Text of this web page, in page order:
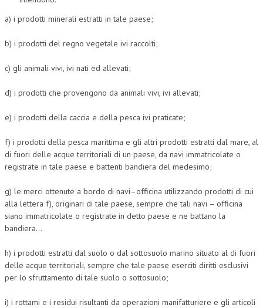
DIRITTO DEL WEB
FISCALITÀ INTERNAZIONALE
TAX RISK MANAGEMENT
CRIMINOLOGIA TRIBUTARIA
CFC E PARADISI FISCALI
TRANSFER PRICING
PRASSI
AMMINISTRATIVA
TRIBUTARIA
a) i prodotti minerali estratti in tale paese;
b) i prodotti del regno vegetale ivi raccolti;
c) gli animali vivi, ivi nati ed allevati;
d) i prodotti che provengono da animali vivi, ivi allevati;
e) i prodotti della caccia e della pesca ivi praticate;
f) i prodotti della pesca marittima e gli altri prodotti estratti dal mare, al
di fuori delle acque territoriali di un paese, da navi immatricolate o
registrate in tale paese e battenti bandiera del medesimo;
g) le merci ottenute a bordo di navi–officina utilizzando prodotti di cui
alla lettera f), originari di tale paese, sempre che tali navi – officina
siano immatricolate o registrate in detto paese e ne battano la
bandiera…
h) i prodotti estratti dal suolo o dal sottosuolo marino situato al di fuori
delle acque territoriali, sempre che tale paese eserciti diritti esclusivi
per lo sfruttamento di tale suolo o sottosuolo;
i) i rottami e i residui risultanti da operazioni manifatturiere e gli articoli